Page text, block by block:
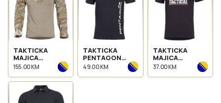
TAKTICKA
MAJICA
PENTAGON
RANGER K02013
155.00 KM
TAKTICKA
PENTAGON
MAJICA
K09012-PV
49.00 KM
TAKTICKA
MAJICA
PENTAGON
K09012-DT
37.00 KM